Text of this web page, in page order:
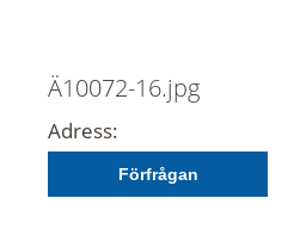
Ä10072-16.jpg
Adress:
Förfrågan